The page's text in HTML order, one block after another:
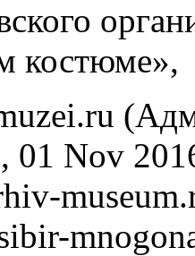
костюме»,
01 Nov